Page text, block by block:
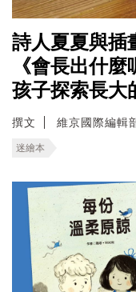
詩人夏夏與插
《會長出什
孩子探索長大
撰文 維京國際編輯
迷繪本